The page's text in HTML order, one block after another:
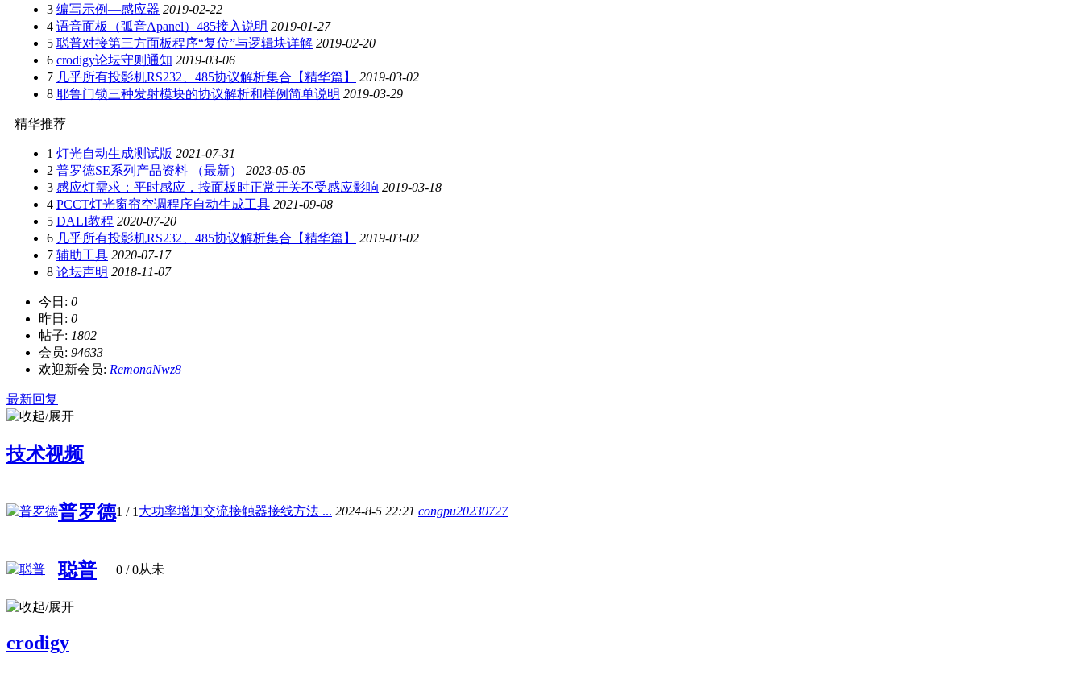
3 编写示例—感应器 2019-02-22
4 语音面板（弧音Apanel）485接入说明 2019-01-27
5 聪普对接第三方面板程序“复位”与逻辑块详解 2019-02-20
6 crodigy论坛守则通知 2019-03-06
7 几乎所有投影机RS232、485协议解析集合【精华篇】
2019-03-02
8 耶鲁门锁三种发射模块的协议解析和样例简单说明 2019-03-29
精华推荐
1 灯光自动生成测试版 2021-07-31
2 普罗德SE系列产品资料 （最新）
2023-05-05
3 感应灯需求：平时感应，按面板时正常开关不受感应影响 2019-03-18
4 PCCT灯光窗帘空调程序自动生成工具 2021-09-08
5 DALI教程 2020-07-20
6 几乎所有投影机RS232、485协议解析集合【精华篇】
2019-03-02
7 辅助工具 2020-07-17
8 论坛声明 2018-11-07
今日: 0
昨日: 0
帖子: 1802
会员: 94633
欢迎新会员: RemonaNwz8
最新回复
技术视频
普罗德1 / 1 大功率增加交流接触器接线方法 ... 2024-8-5 22:21 congpu20230727
聪普 0 / 0从未
crodigy